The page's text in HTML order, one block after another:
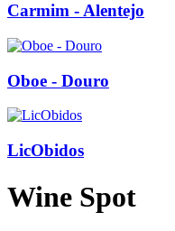
Carmim - Alentejo
Oboe - Douro
LicObidos
Wine Spot